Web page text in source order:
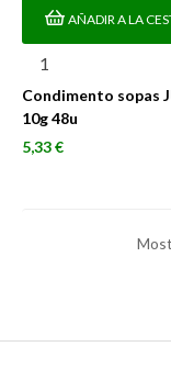
AÑADIR A LA
Condimento sopas
10g 48u
Precio
5,33 €